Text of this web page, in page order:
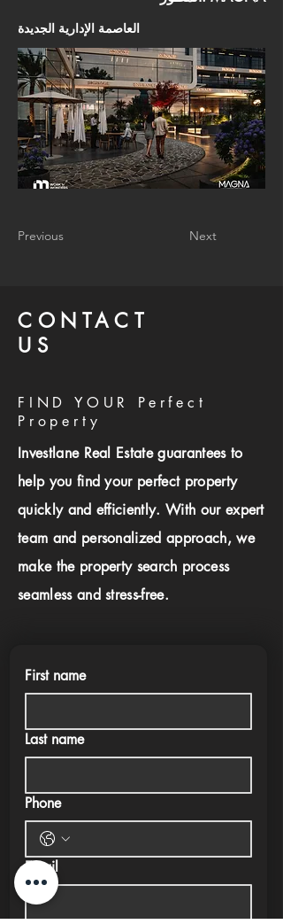
العاصمة الإدارية الجديدة
Previous Next
CONTACT
US
FIND YOUR Perfect
Property
Investlane Real Estate guarantees to
help you find your perfect property
quickly and efficiently. With our expert
team and personalized approach, we
make the property search process
seamless and stress-free.
First name
Last name
Phone
Email